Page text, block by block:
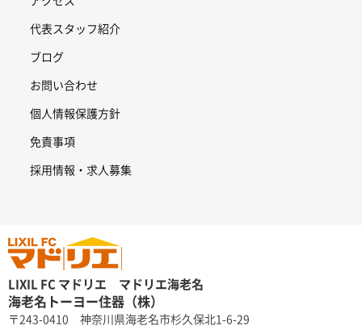
代表スタッフ紹介
ブログ
お問い合わせ
個人情報保護方針
免責事項
採用情報・求人募集
LIXIL FC マドリエ マドリエ海老名
海老名トーヨー住器（株）
〒243-0410 神奈川県海老名市杉久保北1-6-29